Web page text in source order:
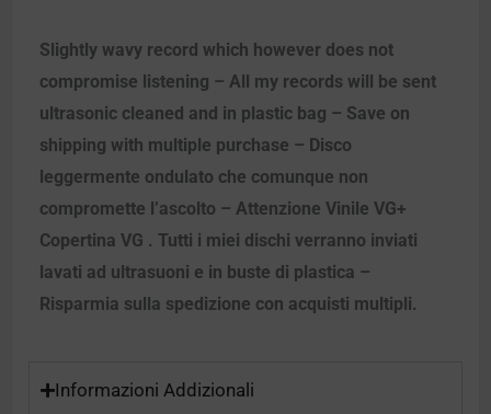
Slightly wavy record which however does not
compromise listening – All my records will be sent
ultrasonic cleaned and in plastic bag – Save on
shipping with multiple purchase – Disco
leggermente ondulato che comunque non
compromette l’ascolto – Attenzione Vinile VG+
Copertina VG . Tutti i miei dischi verranno inviati
lavati ad ultrasuoni e in buste di plastica –
Risparmia sulla spedizione con acquisti multipli.
Informazioni Addizionali